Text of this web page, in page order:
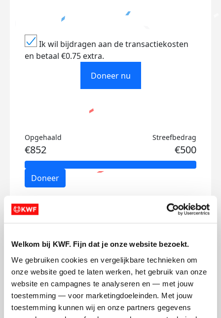
Welkom bij KWF. Fijn dat je onze website bezoekt.
We gebruiken cookies en vergelijkbare technieken om
onze website goed te laten werken, het gebruik van onze
website en campagnes te analyseren en — met jouw
toestemming — voor marketingdoeleinden. Met jouw
toestemming kunnen wij en onze partners gegevens
Ik wil bijdragen aan de transactiekosten
en betaal €0.75 extra.
Doneer nu
Opgehaald
€852
Streefbedrag
€500
Doneer